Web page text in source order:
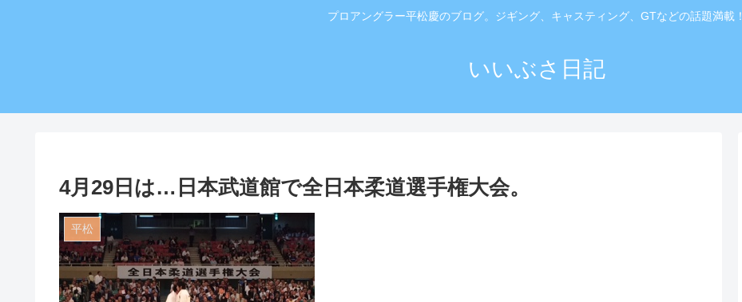
プロアングラー平松慶のブログ。ジギング、キャスティング、GTなどの話題満載！
いいぶさ日記
4月29日は…日本武道館で全日本柔道選手権大会。
平松